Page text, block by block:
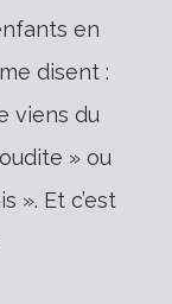
en
disent :
viens du
» ou
». Et c’est